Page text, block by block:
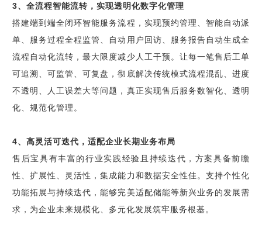
3、全流程智能流转，实现透明化数字化管理
搭建端到端全闭环智能服务流程，实现预约管理、智能自动派
单、服务过程全程监管、自动用户回访、服务报告自动生成全
流程自动化流转，最大限度减少人工干预。让每一笔售后工单
可追溯、可监管、可复盘，彻底解决传统模式流程混乱、进度
不透明、人工误差大等问题，真正实现售后服务数智化、透明
化、规范化管理。
4、高灵活可迭代，适配企业长期业务布局
售后宝具有丰富的行业实践经验且持续迭代，方案具备前瞻
性、扩展性、灵活性，集成能力和数据安全性佳。支持个性化
功能拓展与持续迭代，能够完美适配储能等新兴业务的发展需
求，为企业未来规模化、多元化发展筑牢服务根基。